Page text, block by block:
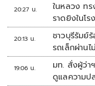
20:27 น.
ในหลวง ทร
ราดยิงในโร
20:13 น.
ชาวบุรีรัมย์
รถเล็กผ่าน
19:06 น.
มท. สั่งผู้ว่า
ดูแลความป